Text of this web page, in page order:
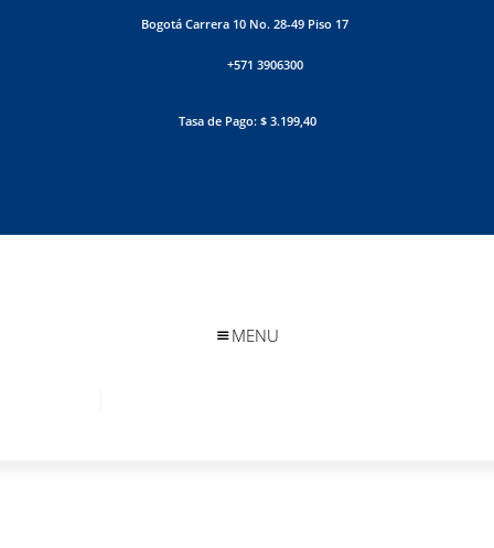
Bogotá Carrera 10 No. 28-49 Piso 17
+571 3906300
Tasa de Pago: $ 3.199,40
MENU